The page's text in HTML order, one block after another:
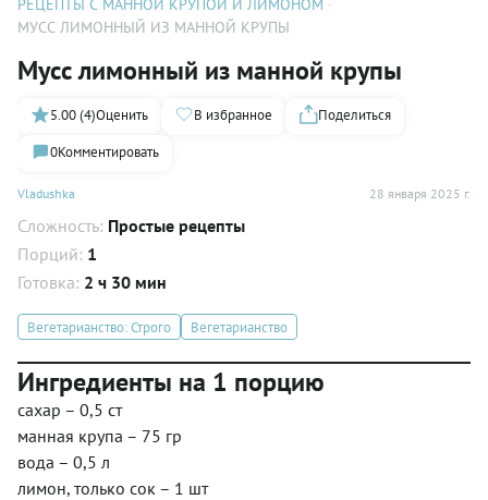
РЕЦЕПТЫ С МАННОЙ КРУПОЙ И ЛИМОНОМ
МУСС ЛИМОННЫЙ ИЗ МАННОЙ КРУПЫ
Мусс лимонный из манной крупы
Vladushka 28 января 2025 г.
5.00 (4)Оценить В избранное
Поделиться
0Комментировать
Сложность: Простые рецепты
Порций: 1
Готовка: 2 ч 30 мин
Вегетарианство: Строго Вегетарианство
Ингредиенты на 1 порцию
сахар – 0,5 ст
манная крупа – 75 гр
вода – 0,5 л
лимон, только сок – 1 шт